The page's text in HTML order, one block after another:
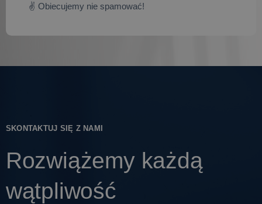
✌ Obiecujemy nie spamować!
SKONTAKTUJ SIĘ Z NAMI
Rozwiążemy każdą
wątpliwość